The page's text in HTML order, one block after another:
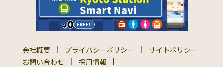
会社概要 プライバシーポリシー
サイトポリシー
お問い合わせ
採用情報